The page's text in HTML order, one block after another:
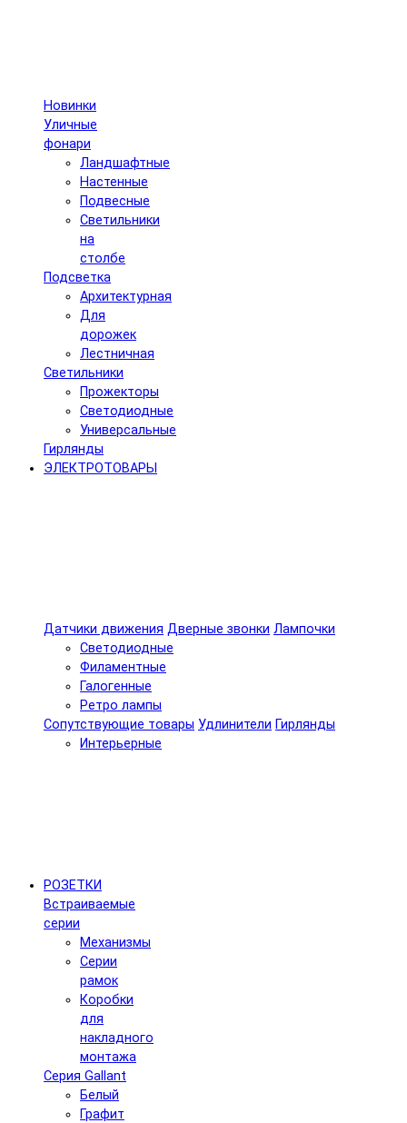
Новинки
Уличные
фонари
Ландшафтные
Настенные
Подвесные
Светильники
на
столбе
Подсветка
Архитектурная
Для
дорожек
Лестничная
Светильники
Прожекторы
Светодиодные
Универсальные
Гирлянды
ЭЛЕКТРОТОВАРЫ
Датчики движения Дверные звонки Лампочки
Светодиодные
Филаментные
Галогенные
Ретро лампы
Сопутствующие товары Удлинители Гирлянды
Интерьерные
РОЗЕТКИ
Встраиваемые
серии
Механизмы
Серии
рамок
Коробки
для
накладного
монтажа
Серия Gallant
Белый
Графит